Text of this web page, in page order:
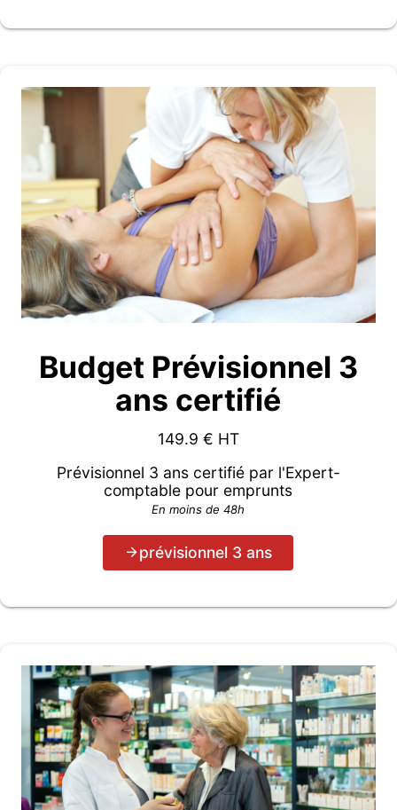
Budget Prévisionnel 3
ans certifié
149.9 € HT
Prévisionnel 3 ans certifié par l'Expert-
comptable pour emprunts
En moins de 48h
prévisionnel 3 ans